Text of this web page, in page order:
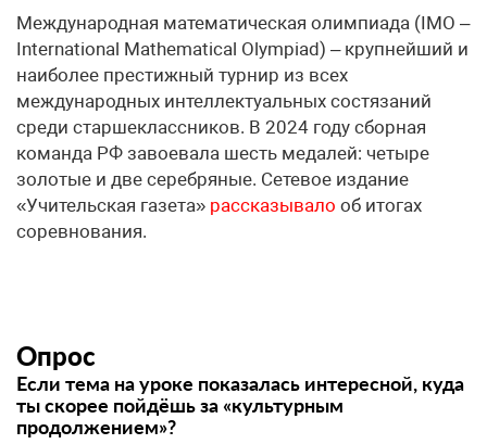
Международная математическая олимпиада (IМO –
International Mathematical Olympiad) – крупнейший и
наиболее престижный турнир из всех
международных интеллектуальных состязаний
среди старшеклассников. В 2024 году сборная
команда РФ завоевала шесть медалей: четыре
золотые и две серебряные. Сетевое издание
«Учительская газета» рассказывало об итогах
соревнования.
Опрос
Если тема на уроке показалась интересной, куда
ты скорее пойдёшь за «культурным
продолжением»?